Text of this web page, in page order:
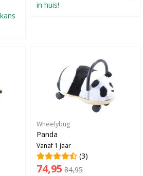
in huis!
Wheelybug
Panda
Vanaf 1 jaar
(3)
74,95 84,95